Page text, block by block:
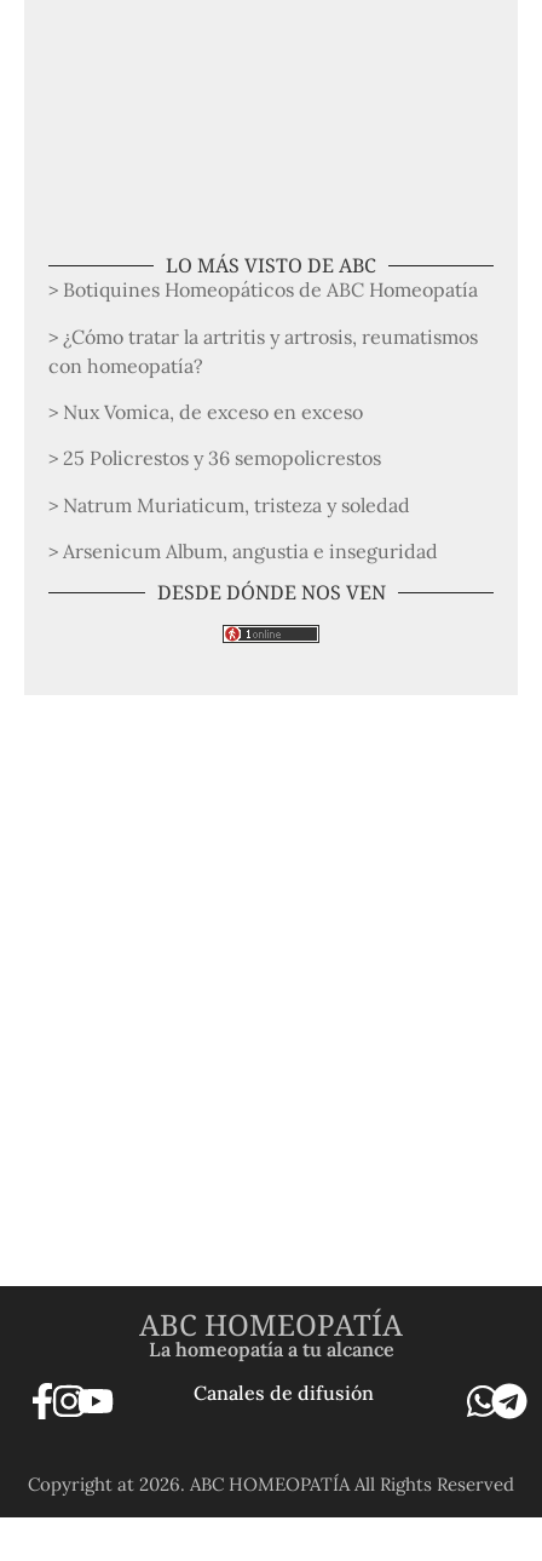
LO MÁS VISTO DE ABC
> Botiquines Homeopáticos de ABC Homeopatía
> ¿Cómo tratar la artritis y artrosis, reumatismos
con homeopatía?
> Nux Vomica, de exceso en exceso
> 25 Policrestos y 36 semopolicrestos
> Natrum Muriaticum, tristeza y soledad
> Arsenicum Album, angustia e inseguridad
DESDE DÓNDE NOS VEN
ABC HOMEOPATÍA
La homeopatía a tu alcance
Canales de difusión
Copyright at 2026. ABC HOMEOPATÍA All Rights Reserved